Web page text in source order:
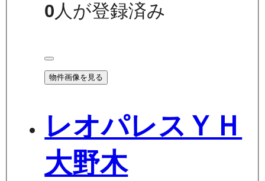
0人が登録済み
物件画像を見る
レオパレスＹＨ
大野木